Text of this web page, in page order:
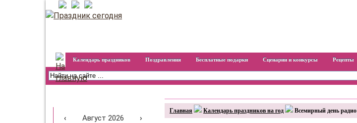
Календарь праздников Поздравления Бесплатные подарки Сценарии и конкурсы Рецепты
Главная Календарь праздников на год Всемирный день радио
‹ Август 2026 ›